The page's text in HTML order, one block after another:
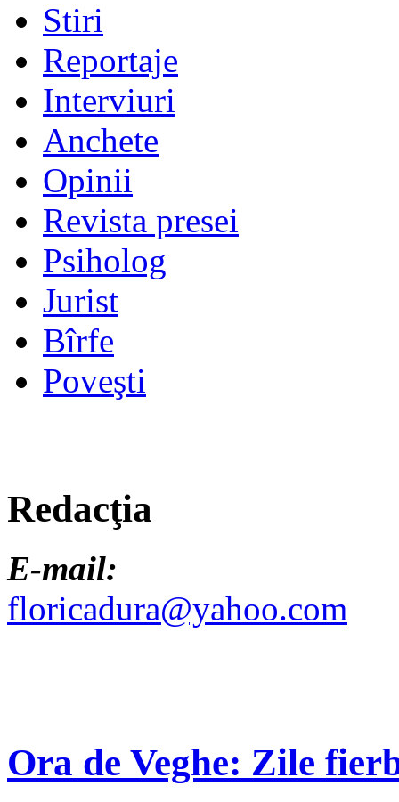
Stiri
Reportaje
Interviuri
Anchete
Opinii
Revista presei
Psiholog
Jurist
Bîrfe
Poveşti
Redacţia
E-mail:
floricadura@yahoo.com
Ora de Veghe: Zile